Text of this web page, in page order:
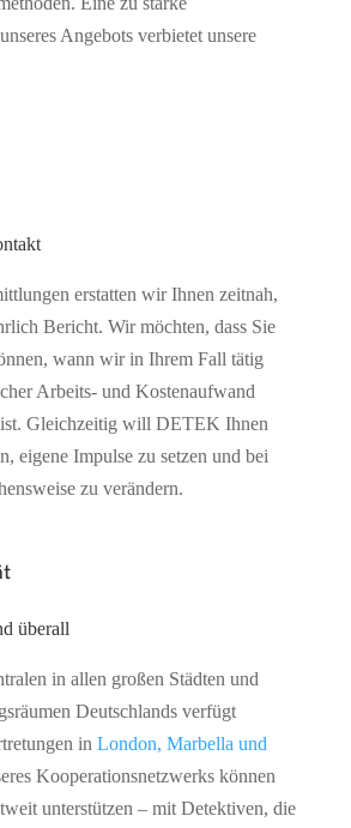
Angebots verbietet unsere
erstatten wir Ihnen zeitnah,
Bericht. Wir möchten, dass Sie
wann wir in Ihrem Fall tätig
Arbeits- und Kostenaufwand
Gleichzeitig will DETEK Ihnen
eigene Impulse zu setzen und bei
zu verändern.
überall
in allen großen Städten und
Deutschlands verfügt
in London, Marbella und
Kooperationsnetzwerks können
unterstützen – mit Detektiven, die